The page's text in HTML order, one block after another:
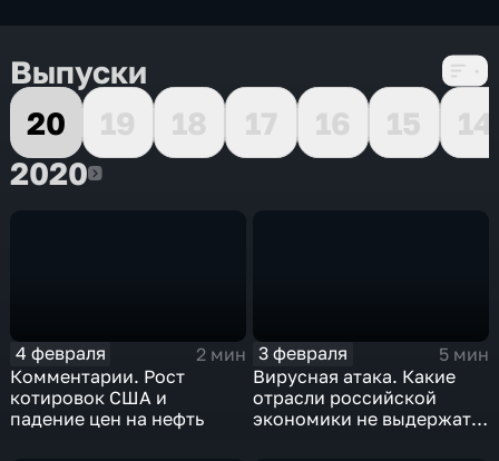
Выпуски
20
19 18 17 16 15
14
20202020
4 февраля
2 мин
Комментарии. Рост
котировок США и
падение цен на нефть
3 февраля
5 мин
Вирусная атака. Какие
отрасли российской
экономики не выдержат